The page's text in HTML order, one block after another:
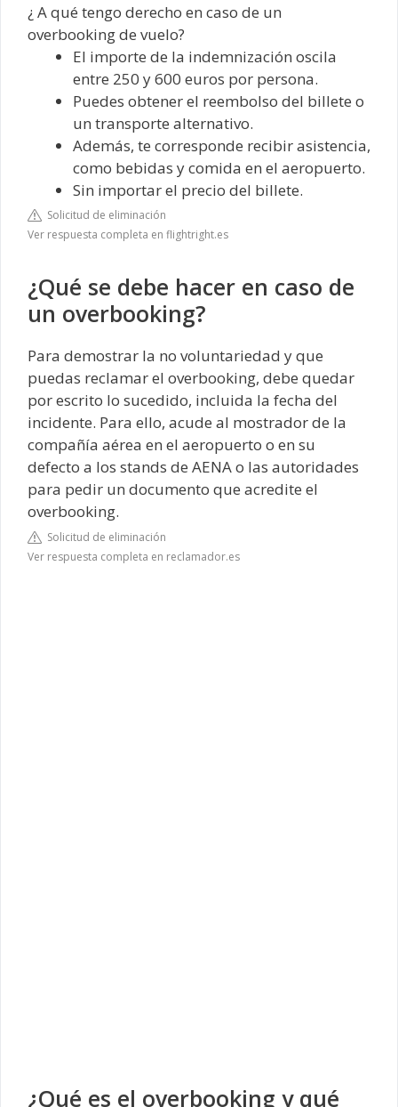
¿ A qué tengo derecho en caso de un
overbooking de vuelo?
El importe de la indemnización oscila
entre 250 y 600 euros por persona.
Puedes obtener el reembolso del billete o
un transporte alternativo.
Además, te corresponde recibir asistencia,
como bebidas y comida en el aeropuerto.
Sin importar el precio del billete.
Solicitud de eliminación
Ver respuesta completa en flightright.es
¿Qué se debe hacer en caso de
un overbooking?
Para demostrar la no voluntariedad y que
puedas reclamar el overbooking, debe quedar
por escrito lo sucedido, incluida la fecha del
incidente. Para ello, acude al mostrador de la
compañía aérea en el aeropuerto o en su
defecto a los stands de AENA o las autoridades
para pedir un documento que acredite el
overbooking.
Solicitud de eliminación
Ver respuesta completa en reclamador.es
¿Qué es el overbooking y qué